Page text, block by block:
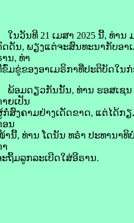
ໃນວັນທີ 21 ເມສາ 2025 ​ນີ້, ທ່ານ
ດ​ດັນ, ພຽງ​ແຕ່​ຈະ​ສົນທະນາ​ກັບ​ອາ​
ານ, ທ່າ​
ຂົ່ມຂູ່​ຂອງ​ອາ​ເມ​ຣິ​ກາ​ທີ່​ປະຕິບັດ​ໃ
ພ້ອມ​ດຽວ​ກັນ​ນັ້ນ, ທ່ານ ​ຮອສ​ເຊນ
າຍເປັນ
ກໍ່​ສົງຄາມ​ຢ່າງ​ເດັດຂາດ, ແຕ່​ໄດ້​ກ
ອນ​
າ​ນີ້, ທ່ານ ໂດ​ນັນ ທຣຳ ປະທານາ
າ
ະ​ຖິ້ມ​ລູກ​ລະເບີດ​ໃສ່​ອີ​ຣານ.